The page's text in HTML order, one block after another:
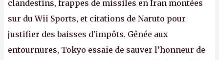
clandestins, frappes de missiles en Iran montées
sur du Wii Sports, et citations de Naruto pour
justifier des baisses d'impôts. Gênée aux
entournures, Tokyo essaie de sauver l’honneur de